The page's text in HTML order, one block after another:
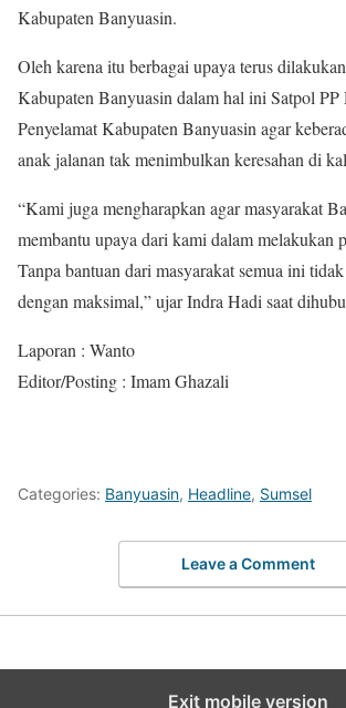
Kabupaten Banyuasin.
Oleh karena itu berbagai upaya terus
Kabupaten Banyuasin dalam hal ini Satpol PP
Penyelamat Kabupaten Banyuasin agar
anak jalanan tak menimbulkan keresahan di
“Kami juga mengharapkan agar masyarakat
membantu upaya dari kami dalam melakukan
Tanpa bantuan dari masyarakat semua ini
dengan maksimal,” ujar Indra Hadi saat
Laporan : Wanto
Editor/Posting : Imam Ghazali
Categories: Banyuasin, Headline, Sumsel
Leave a Comment
Exit mobile version